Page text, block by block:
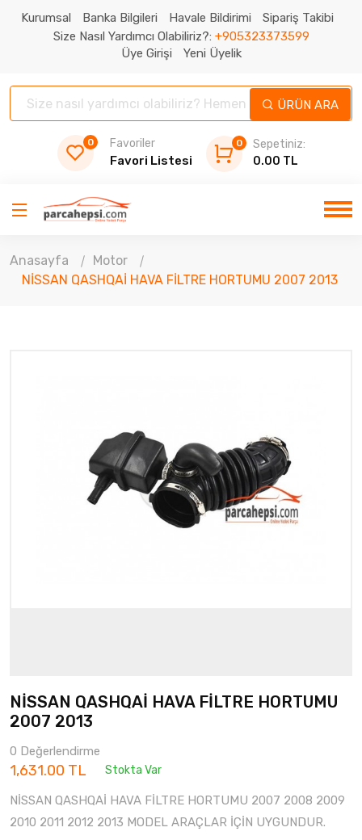
Kurumsal Banka Bilgileri Havale Bildirimi
Sipariş Takibi
Size Nasıl Yardımcı Olabiliriz?: +905323373599
Üye Girişi
Yeni Üyelik
ÜRÜN ARA
0 Favoriler
Favori Listesi
0
Sepetiniz:
0.00 TL
Anasayfa
Motor
NİSSAN QASHQAİ HAVA FİLTRE HORTUMU 2007 2013
NİSSAN QASHQAİ HAVA FİLTRE HORTUMU
2007 2013
0 Değerlendirme
1,631.00 TL Stokta Var
NİSSAN QASHQAİ HAVA FİLTRE HORTUMU 2007 2008 2009
2010 2011 2012 2013 MODEL ARAÇLAR İÇİN UYGUNDUR.